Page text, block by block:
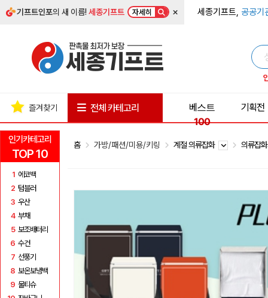
기프트인포의 새 이름!세종기프트 자세히 × 세종기프트, 공공기
인기카테고리
TOP 10
1 에코백
2 텀블러
3 우산
4 부채
5 보조배터리
6 수건
7 선풍기
8 보온보냉백
9 물티슈
즐겨찾기 전체 카테고리
베스트
100
기획전
홈 가방/패션/미용/키링 계절 의류잡화 의류잡